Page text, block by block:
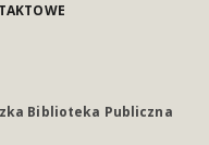
Biblioteka Publiczna